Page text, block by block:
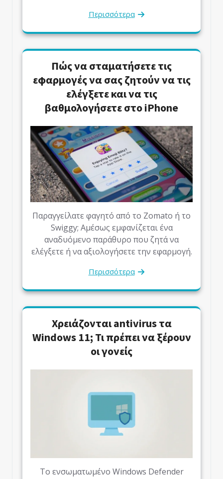
Περισσότερα
Πώς να σταματήσετε τις
εφαρμογές να σας ζητούν να τις
ελέγξετε και να τις
βαθμολογήσετε στο iPhone
Παραγγείλατε φαγητό από το Zomato ή το
Swiggy; Αμέσως εμφανίζεται ένα
αναδυόμενο παράθυρο που ζητά να
ελέγξετε ή να αξιολογήσετε την εφαρμογή.
Περισσότερα
Χρειάζονται antivirus τα
Windows 11; Τι πρέπει να ξέρουν
οι γονείς
Το ενσωματωμένο Windows Defender